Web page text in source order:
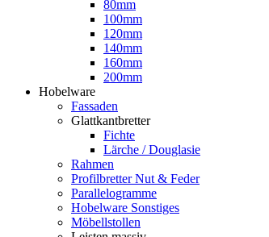
80mm
100mm
120mm
140mm
160mm
200mm
Hobelware
Fassaden
Glattkantbretter
Fichte
Lärche / Douglasie
Rahmen
Profilbretter Nut & Feder
Parallelogramme
Hobelware Sonstiges
Möbellstollen